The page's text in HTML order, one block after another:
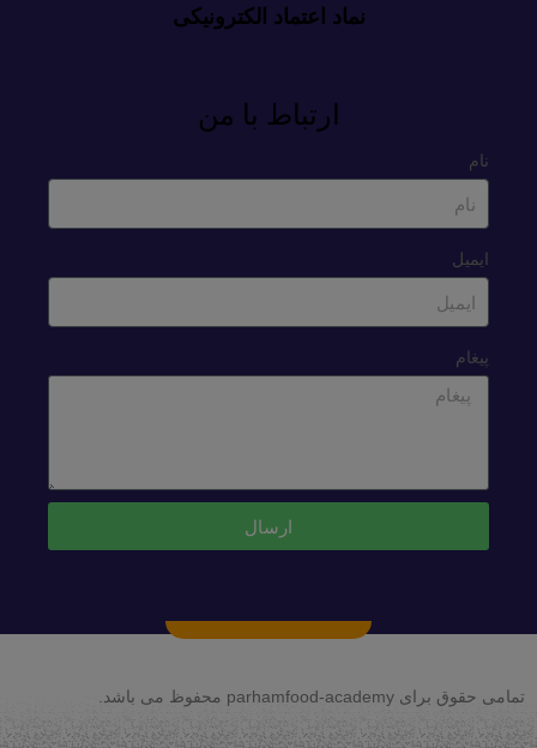
نماد اعتماد الکترونیکی
ارتباط با من
نام
ایمیل
پیغام
ارسال
تمامی حقوق برای parhamfood-academy محفوظ می باشد.